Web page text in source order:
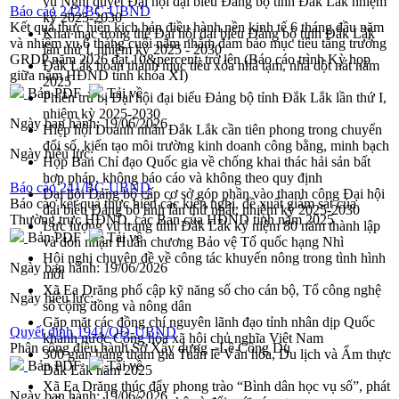
kỳ 2025-2030
Khai mạc trọng thể Đại hội đại biểu Đảng bộ tỉnh Đắk Lắk
lần thứ I, nhiệm kỳ 2025 - 2030
Đắk Lắk hoàn thành mục tiêu xóa nhà tạm, nhà dột nát năm
2025
Phiên trù bị Đại hội đại biểu Đảng bộ tỉnh Đắk Lắk lần thứ I,
nhiệm kỳ 2025-2030
Hiệp hội Doanh nhân Đắk Lắk cần tiên phong trong chuyển
đổi số, kiến tạo môi trường kinh doanh công bằng, minh bạch
Họp Ban Chỉ đạo Quốc gia về chống khai thác hải sản bất
hợp pháp, không báo cáo và không theo quy định
Đại hội Đảng bộ cấp cơ sở góp phần vào thanh công Đại hội
đại biểu Đảng bộ tỉnh lần thứ nhất, nhiệm kỳ 2025-2030
Lực lượng vũ trang tỉnh Đắk Lắk kỷ niệm 80 năm thành lập
và đón nhận Huân chương Bảo vệ Tổ quốc hạng Nhì
Hội nghị chuyên đề về công tác khuyến nông trong tình hình
mới
Xã Ea Drăng phổ cập kỹ năng số cho cán bộ, Tổ công nghệ
số cộng đồng và nông dân
Gặp mặt các đồng chí nguyên lãnh đạo tỉnh nhân dịp Quốc
khánh nước Cộng hòa xã hội chủ nghĩa Việt Nam
300 gian hàng tham gia Tuần lễ Văn hóa, Du lịch và Ẩm thực
Đắk Lắk năm 2025
Xã Ea Drăng thúc đẩy phong trào “Bình dân học vụ số”, phát
Báo cáo 242/BC-UBND
Kết quả thực hiện kịch bản điều hành nền kinh tế 6 tháng đầu năm
và nhiệm vụ 6 tháng cuối năm nhằm đảm bảo mục tiêu tăng trưởng
GRDP năm 2026 đạt 10&percent; trở lên (Báo cáo trình Kỳ họp
giữa năm HĐND tỉnh khóa XI)
Bản PDF
Tải về
Ngày ban hành:19/06/2026
Ngày hiệu lực:
Báo cáo 241/BC-UBND
Báo cáo kết quả thực hiện các kiến nghị, đề xuất giám sát của
Thường trực HĐND, các Ban của HĐND tỉnh năm 2025
Bản PDF
Tải về
Ngày ban hành:19/06/2026
Ngày hiệu lực:
Quyết định 1941/QĐ-UBND
Phân công điều hành Sở Xây dựng - Lê Công Du
Bản PDF
Tải về